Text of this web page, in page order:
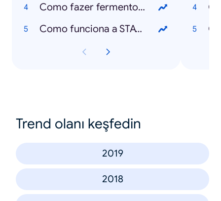
Como fazer fermento de padeiro?
Como funciona a STAYAWAY COVID?
O
Trend olanı keşfedin
2019
2018